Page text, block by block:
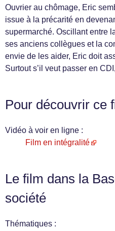
Ouvrier au chômage, Eric
issue à la précarité en
supermarché. Oscillant entre
ses anciens collègues et la
envie de les aider, Eric doit
Surtout s’il veut passer en
Pour découvrir ce
Vidéo à voir en ligne :
Film en intégralité
Le film dans la
société
Thématiques :